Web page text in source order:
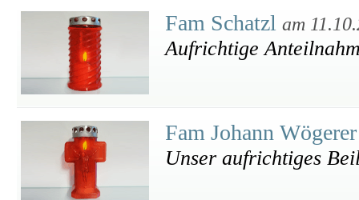
Fam Schatzl am
Aufrichtige
Fam Johann
Unser aufrichtiges